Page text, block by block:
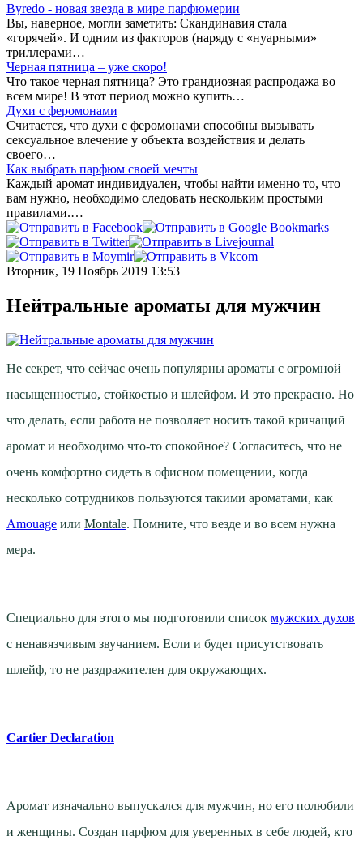
Byredo - новая звезда в мире парфюмерии
Вы, наверное, могли заметить: Скандинавия стала
«горячей». И одним из факторов (наряду с «нуарными»
триллерами…
Черная пятница – уже скоро!
Что такое черная пятница? Это грандиозная распродажа во
всем мире! В этот период можно купить…
Духи с феромонами
Считается, что духи с феромонами способны вызывать
сексуальное влечение у объекта воздействия и делать
своего…
Как выбрать парфюм своей мечты
Каждый аромат индивидуален, чтобы найти именно то, что
вам нужно, необходимо следовать нескольким простыми
правилами.…
Вторник, 19 Ноябрь 2019 13:53
Нейтральные ароматы для мужчин
Не секрет, что сейчас очень популярны ароматы с огромной
насыщенностью, стойкостью и шлейфом. И это прекрасно. Но
что делать, если работа не позволяет носить такой кричащий
аромат и необходимо что-то спокойное? Согласитесь, что не
очень комфортно сидеть в офисном помещении, когда
несколько сотрудников пользуются такими ароматами, как
Amouage или Montale. Помните, что везде и во всем нужна
мера.
Специально для этого мы подготовили список мужских духов
с ненавязчивым звучанием. Если и будет присутствовать
шлейф, то не раздражителен для окружающих.
Cartier Declaration
Аромат изначально выпускался для мужчин, но его полюбили
и женщины. Создан парфюм для уверенных в себе людей, кто